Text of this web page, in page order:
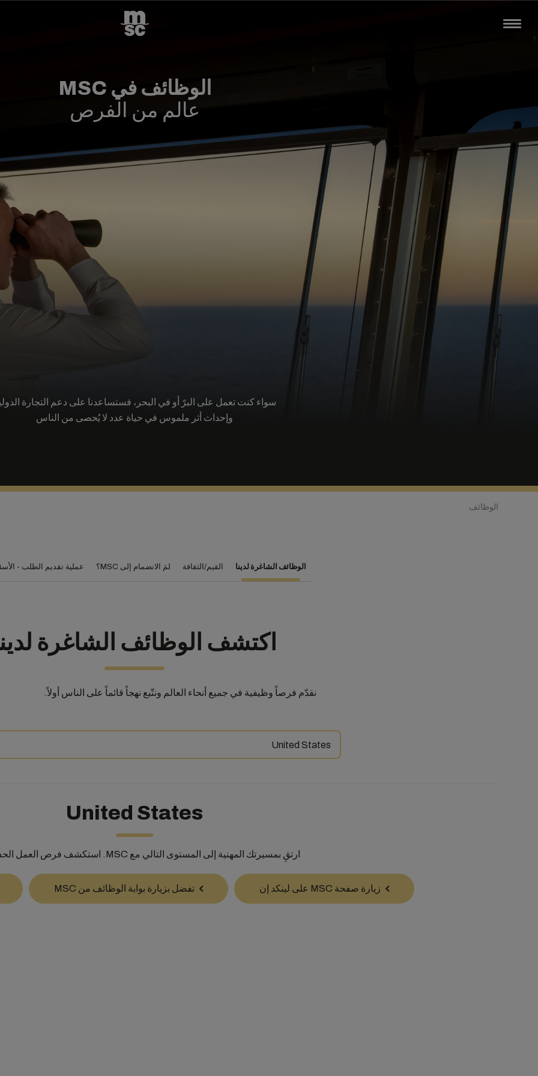
الوظائف في MSC
عالم من الفرص
سواء كنت تعمل على البرّ أو في البحر، فستساعدنا على دعم التجارة
وإحداث أثر ملموس في حياة عدد لا يُحصى من الناس
الوظائف
الوظائف الشاغرة لدينا القيم/الثقافة لمَ الانضمام إلى MSC؟ عملية تقديم الطلب -
اكتشف الوظائف الشاغرة
نقدّم فرصاً وظيفية في جميع أنحاء العالم ونتّبع نهجاً قائماً على الناس أولاً.
United States
ارتقِ بمسيرتك المهنية إلى المستوى التالي مع MSC. استكشف فرص العمل الحديثة لدينا
زيارة صفحة MSC على لينكد إن تفضل بزيارة بوابة الوظائف من MSC